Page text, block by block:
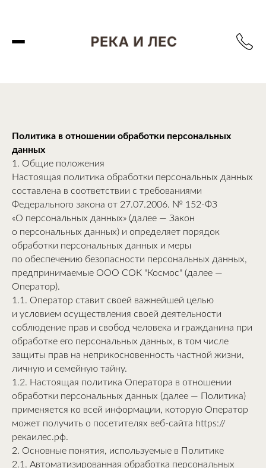
Политика в отношении обработки персональных
данных
1. Общие положения
Настоящая политика обработки персональных данных
составлена в соответствии с требованиями
Федерального закона от 27.07.2006. № 152-ФЗ
«О персональных данных» (далее — Закон
о персональных данных) и определяет порядок
обработки персональных данных и меры
по обеспечению безопасности персональных данных,
предпринимаемые ООО СОК "Космос" (далее —
Оператор).
1.1. Оператор ставит своей важнейшей целью
и условием осуществления своей деятельности
соблюдение прав и свобод человека и гражданина при
обработке его персональных данных, в том числе
защиты прав на неприкосновенность частной жизни,
личную и семейную тайну.
1.2. Настоящая политика Оператора в отношении
обработки персональных данных (далее — Политика)
применяется ко всей информации, которую Оператор
может получить о посетителях веб-сайта https://
рекаилес.рф.
2. Основные понятия, используемые в Политике
2.1. Автоматизированная обработка персональных